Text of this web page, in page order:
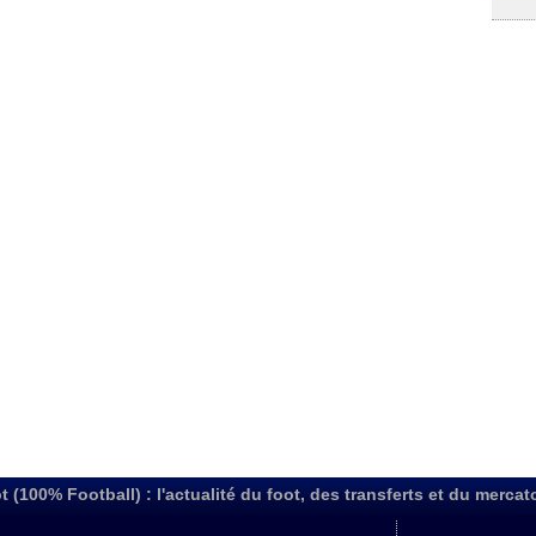
(100% Football) : l'actualité du foot, des transferts et du